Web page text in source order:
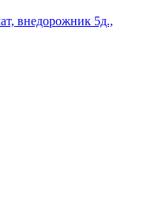
внедорожник 5д.,